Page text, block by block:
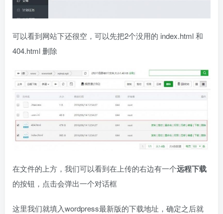
可以看到网站下还很空，可以先把2个没用的 index.html 和
404.html 删除
在文件的上方，我们可以看到在上传的右边有一个远程下载
的按钮，点击会弹出一个对话框
这里我们就填入wordpress最新版的下载地址，确定之后就